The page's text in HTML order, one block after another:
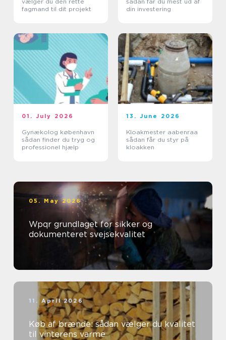
fagmand til dit projekt
din investering
01. July 2026
Gynækolog københavn
sådan finder du tryg og
professionel hjælp
13. June 2026
Kloakmester aabenraa
sådan får du styr på
kloakken
05. May 2026
Wpqr grundlaget for sikker og
dokumenteret svejsekvalitet
11. April 2026
Køb af brænde: sådan vælger du kvalitet
til vinterens varme